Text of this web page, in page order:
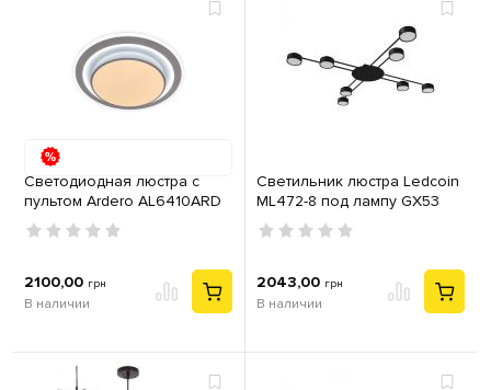
Светодиодная люстра с
пультом Ardero AL6410ARD
PEARL R 70Вт 3000-6500К
IP20
2100,00 грн
В наличии
Светильник люстра Ledcoin
ML472-8 под лампу GX53
металл черный
2043,00 грн
В наличии